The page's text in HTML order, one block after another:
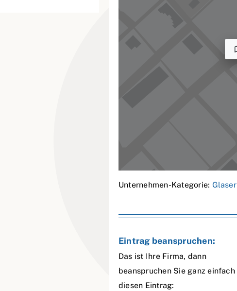
Unternehmen-Kategorie: Glaser
Eintrag beanspruchen:
Das ist Ihre Firma, dann
beanspruchen Sie ganz einfach
diesen Eintrag: